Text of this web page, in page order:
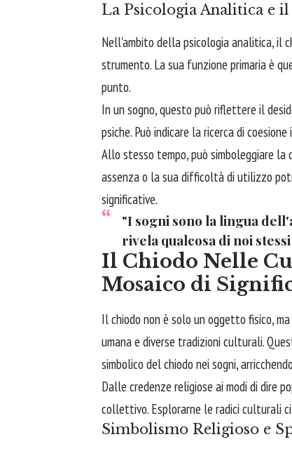
La Psicologia Analitica e
Nell'ambito della psicologia analitica, il
strumento. La sua funzione primaria è
punto.
In un sogno, questo può riflettere il
psiche. Può indicare la ricerca di
Allo stesso tempo, può simboleggiare la
assenza o la sua difficoltà di utilizzo
significative.
"I sogni sono la lingua
rivela qualcosa di noi
Il Chiodo Nelle
Mosaico di
Il chiodo non è solo un oggetto fisico,
umana e diverse tradizioni culturali.
simbolico del chiodo nei sogni,
Dalle credenze religiose ai modi di dire
collettivo. Esplorarne le radici culturali
Simbolismo Religioso e